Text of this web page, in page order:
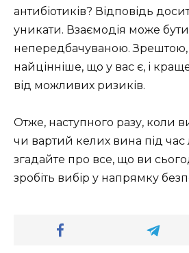
антибіотиків? Відповідь
уникати. Взаємодія може бути
непередбачуваною.
найцінніше, що у вас є, і
від можливих ризиків.
Отже, наступного разу, коли
чи вартий келих вина під час
згадайте про все, що ви
зробіть вибір у напрямку